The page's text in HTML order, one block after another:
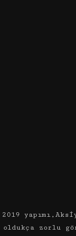
2019
oldukça zorlu